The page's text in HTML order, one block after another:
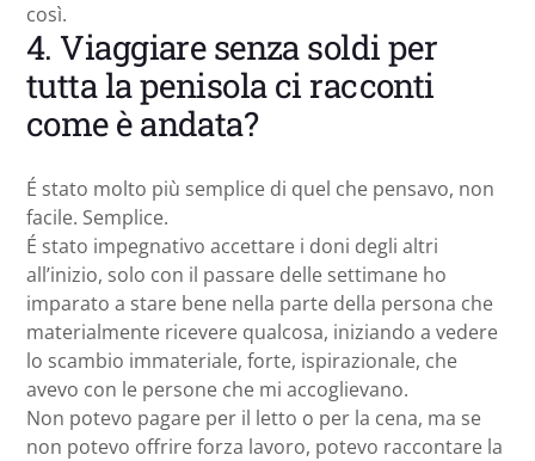
così.
4. Viaggiare senza soldi per
tutta la penisola ci racconti
come è andata?
É stato molto più semplice di quel che pensavo, non
facile. Semplice.
É stato impegnativo accettare i doni degli altri
all’inizio, solo con il passare delle settimane ho
imparato a stare bene nella parte della persona che
materialmente ricevere qualcosa, iniziando a vedere
lo scambio immateriale, forte, ispirazionale, che
avevo con le persone che mi accoglievano.
Non potevo pagare per il letto o per la cena, ma se
non potevo offrire forza lavoro, potevo raccontare la